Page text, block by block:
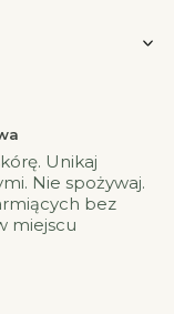
Unikaj
Nie spożywaj.
bez
miejscu